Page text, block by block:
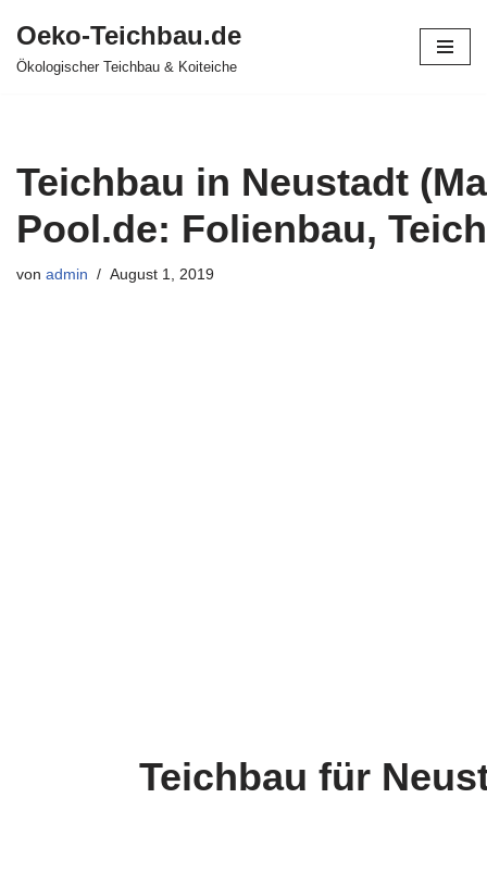
Zum
Oeko-Teichbau.de
Ökologischer Teichbau & Koiteiche
Teichbau in Neustadt
Pool.de: Folienbau,
von admin August 1, 2019
Teichbau für